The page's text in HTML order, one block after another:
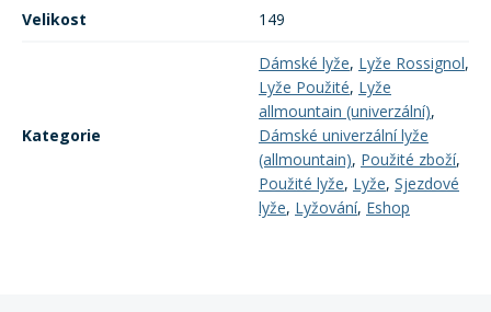
Velikost 149
Kategorie
Dámské lyže, Lyže Rossignol,
Lyže Použité, Lyže
allmountain (univerzální),
Dámské univerzální lyže
(allmountain), Použité zboží,
Použité lyže, Lyže, Sjezdové
lyže, Lyžování, Eshop